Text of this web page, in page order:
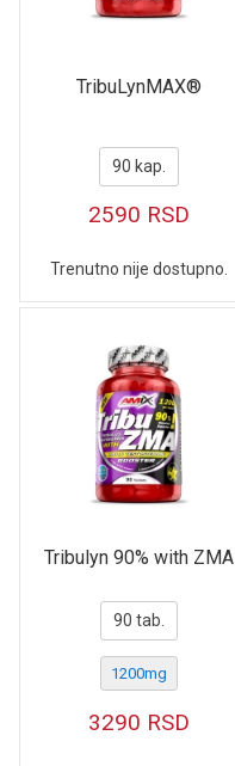
TribuLynMAX®
90 kap.
2590 RSD
Trenutno nije dostupno.
Tribulyn 90% with ZMA
90 tab.
1200mg
3290 RSD